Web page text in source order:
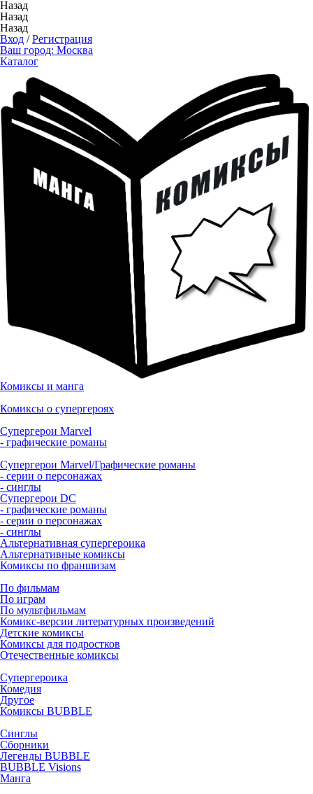
Назад
Назад
Назад
Вход /Регистрация
Ваш город: Москва
Каталог
Комиксы и манга
Комиксы о супергероях
Супергерои Marvel
- графические романы
Супергерои Marvel/Графические романы
- серии о персонажах
- синглы
Супергерои DC
- графические романы
- серии о персонажах
- синглы
Альтернативная супергероика
Альтернативные комиксы
Комиксы по франшизам
По фильмам
По играм
По мультфильмам
Комикс-версии литературных произведений
Детские комиксы
Комиксы для подростков
Отечественные комиксы
Супергероика
Комедия
Другое
Комиксы BUBBLE
Синглы
Сборники
Легенды BUBBLE
BUBBLE Visions
Манга